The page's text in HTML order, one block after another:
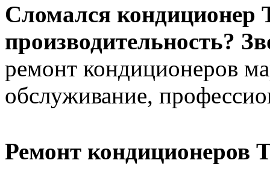
Сломался кондиционер
производительность?
ремонт кондиционеров
обслуживание,
Ремонт кондиционеров